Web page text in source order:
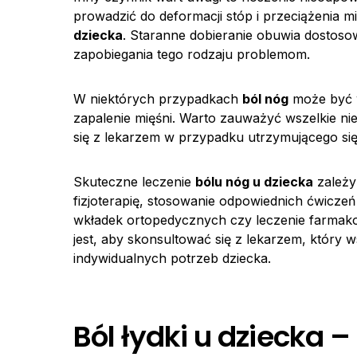
prowadzić do deformacji stóp i przeciążenia
dziecka. Staranne dobieranie obuwia
zapobiegania tego rodzaju problemom.
W niektórych przypadkach ból nóg może być
zapalenie mięśni. Warto zauważyć wszelkie
się z lekarzem w przypadku utrzymującego
Skuteczne leczenie bólu nóg u dziecka
fizjoterapię, stosowanie odpowiednich
wkładek ortopedycznych czy leczenie
jest, aby skonsultować się z lekarzem, który
indywidualnych potrzeb dziecka.
Ból łydki u dziecka